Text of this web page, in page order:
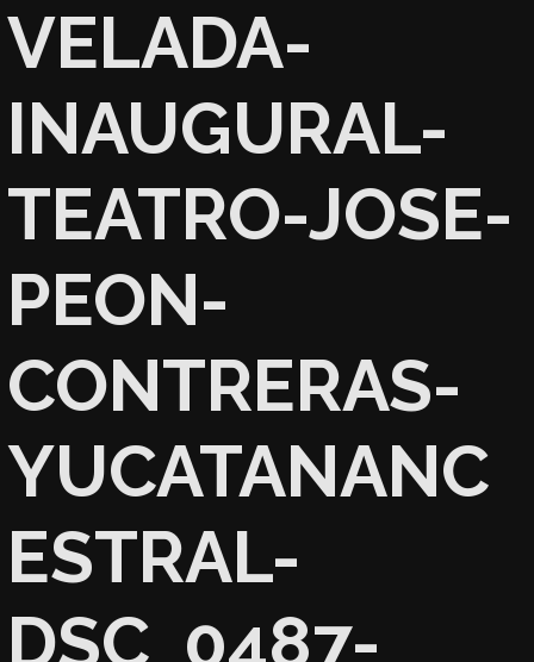
VELADA-
INAUGURAL-
TEATRO-JOSE-
PEON-
CONTRERAS-
YUCATANANC
ESTRAL-
DSC_0487-